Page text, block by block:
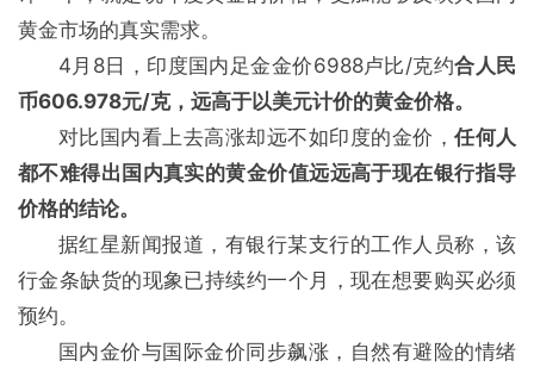
黄金市场的真实需求。
4月8日，印度国内足金金价6988卢比/克约合人民
币606.978元/克，远高于以美元计价的黄金价格。
对比国内看上去高涨却远不如印度的金价，任何人
都不难得出国内真实的黄金价值远远高于现在银行指导
价格的结论。
据红星新闻报道，有银行某支行的工作人员称，该
行金条缺货的现象已持续约一个月，现在想要购买必须
预约。
国内金价与国际金价同步飙涨，自然有避险的情绪